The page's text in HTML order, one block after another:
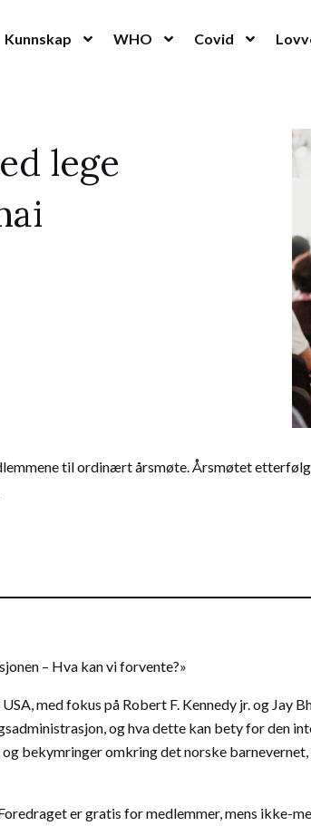
Kunnskap WHO Covid
lege
til ordinært årsmøte. Årsmøtet
– Hva kan vi forvente?»
med fokus på Robert F. Kennedy jr. og Jay
og hva dette kan bety for den
bekymringer omkring det norske barnevernet,
er gratis for medlemmer, mens ikke-